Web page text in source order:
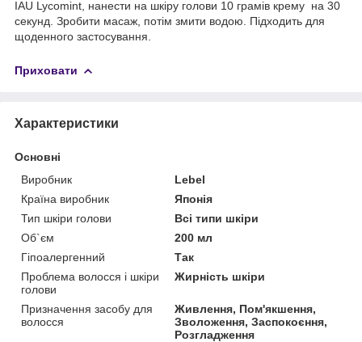
IAU Lycomint, нанести на шкіру голови 10 грамів крему на 30
секунд. Зробити масаж, потім змити водою. Підходить для
щоденного застосування.
Приховати
Характеристики
Основні
Виробник
Lebel
Країна виробник
Японія
Тип шкіри голови
Всі типи шкіри
Об`єм
200 мл
Гіпоалергенний
Так
Проблема волосся і шкіри
голови
Жирність шкіри
Призначення засобу для
волосся
Живлення, Пом'якшення,
Зволоження, Заспокоєння,
Розгладження